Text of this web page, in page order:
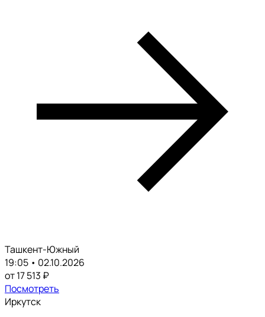
Ташкент-Южный
19:05 • 02.10.2026
от 17 513 ₽
Посмотреть
Иркутск